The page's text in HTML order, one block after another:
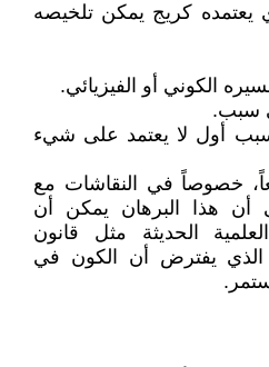
يعتمده كريج يمكن تلخيصه
الكوني أو الفيزيائي.
سبب.
أول لا يعتمد على شيء
خصوصاً في النقاشات مع
أن هذا البرهان يمكن أن
الحديثة مثل قانون
الذي يفترض أن الكون في